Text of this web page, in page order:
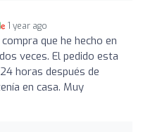
1 year ago
que he hecho en
veces. El pedido esta
horas después de
en casa. Muy